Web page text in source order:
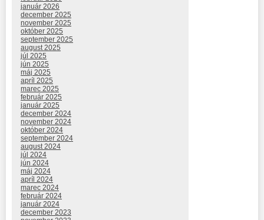
január 2026
december 2025
november 2025
október 2025
september 2025
august 2025
júl 2025
jún 2025
máj 2025
apríl 2025
marec 2025
február 2025
január 2025
december 2024
november 2024
október 2024
september 2024
august 2024
júl 2024
jún 2024
máj 2024
apríl 2024
marec 2024
február 2024
január 2024
december 2023